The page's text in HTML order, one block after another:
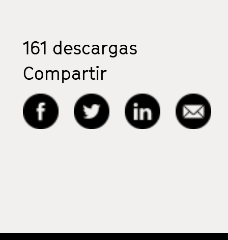
161 descargas
Compartir